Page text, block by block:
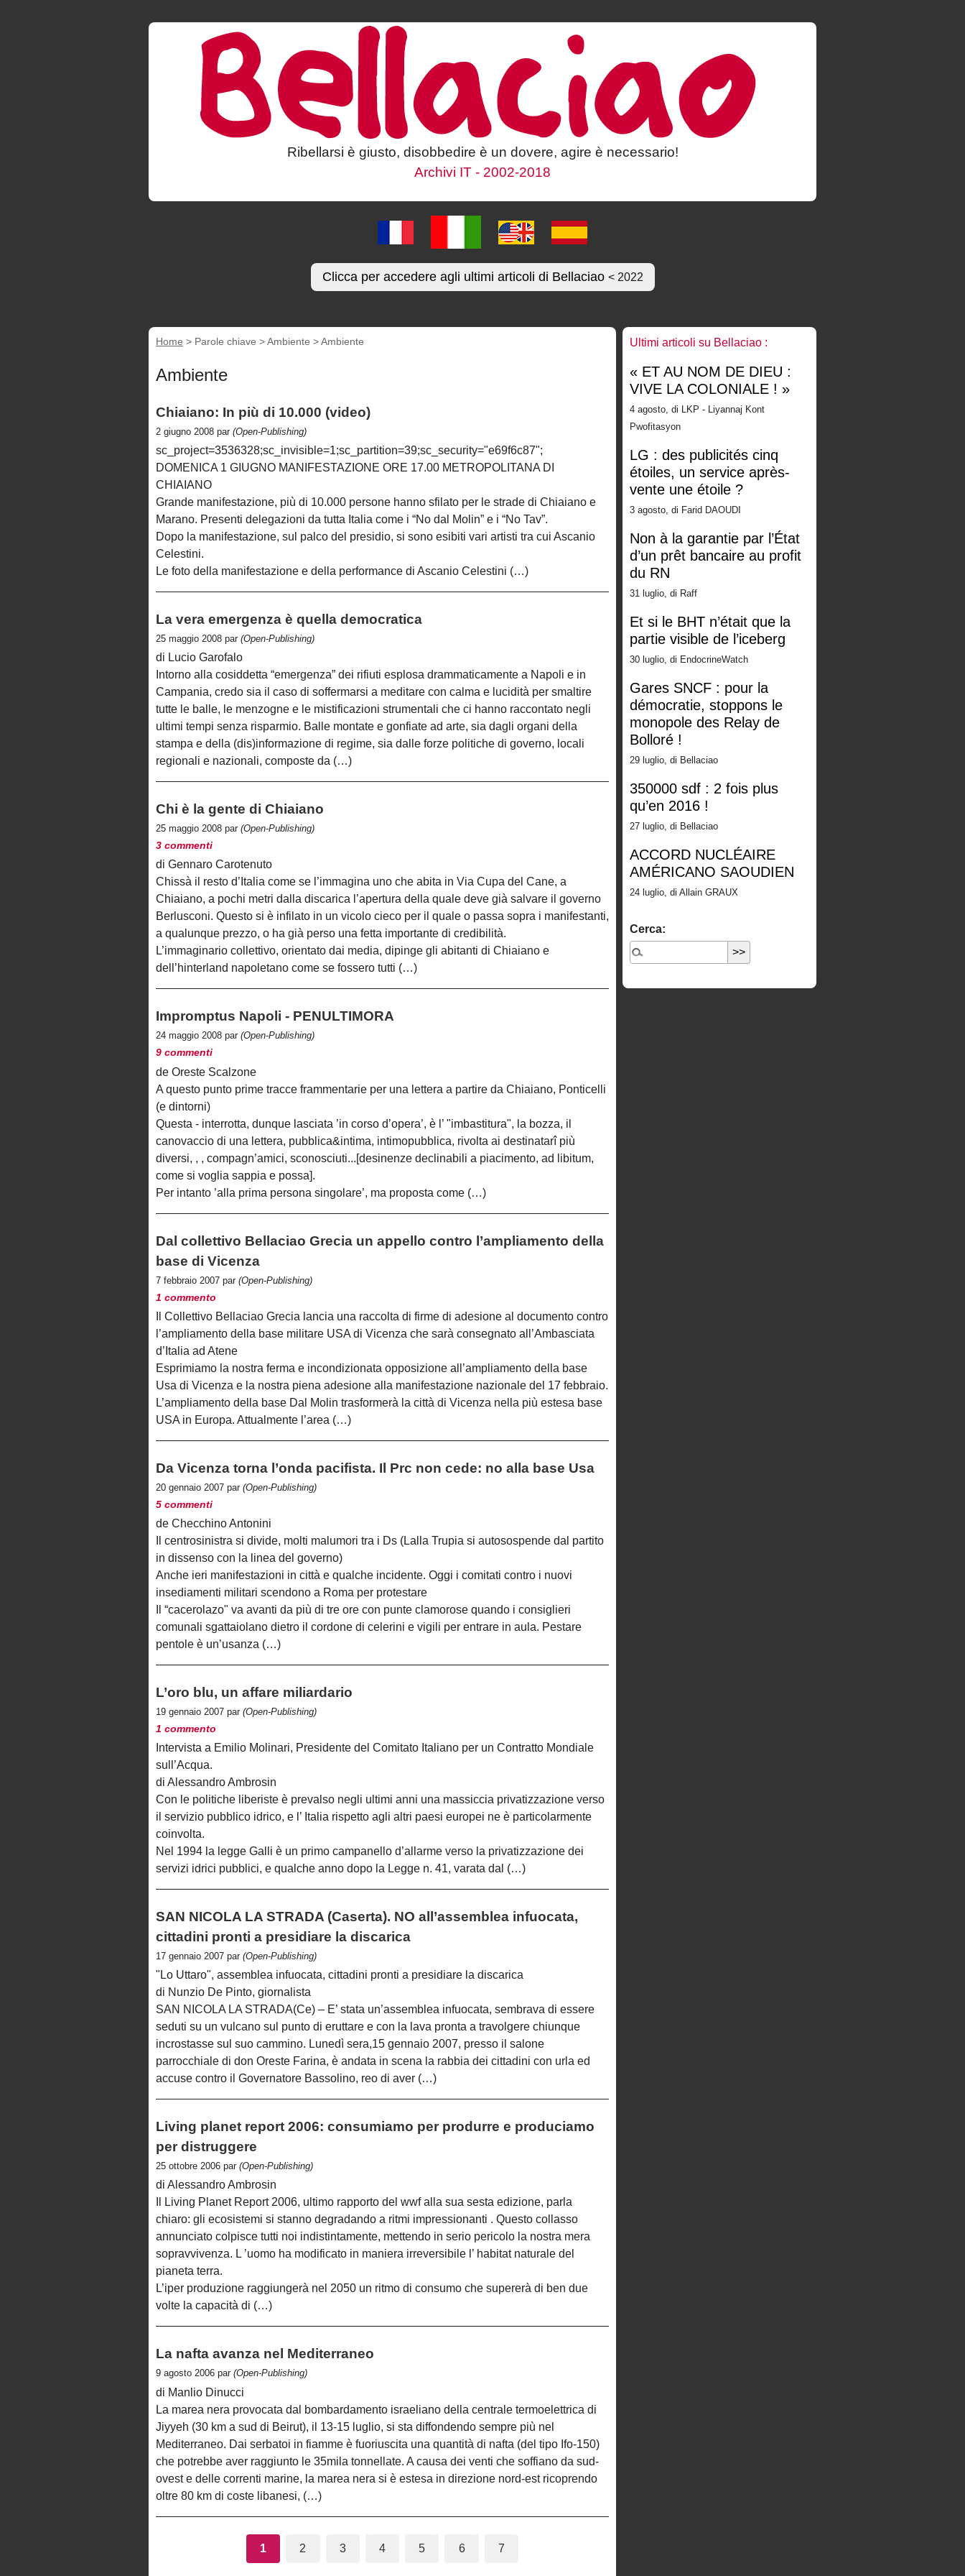
Ribellarsi è giusto, disobbedire è un dovere, agire è necessario!
Archivi IT - 2002-2018
Clicca per accedere agli ultimi articoli di Bellaciao < 2022
Home > Parole chiave > Ambiente >Ambiente
Ambiente
Chiaiano: In più di 10.000 (video)
2 giugno 2008 par (Open-Publishing)
sc_project=3536328;sc_invisible=1;sc_partition=39;sc_security="e69f6c87";
DOMENICA 1 GIUGNO MANIFESTAZIONE ORE 17.00 METROPOLITANA DI
CHIAIANO
Grande manifestazione, più di 10.000 persone hanno sfilato per le strade di Chiaiano e
Marano. Presenti delegazioni da tutta Italia come i “No dal Molin” e i “No Tav”.
Dopo la manifestazione, sul palco del presidio, si sono esibiti vari artisti tra cui Ascanio
Celestini.
Le foto della manifestazione e della performance di Ascanio Celestini (…)
La vera emergenza è quella democratica
25 maggio 2008 par (Open-Publishing)
di Lucio Garofalo
Intorno alla cosiddetta “emergenza” dei rifiuti esplosa drammaticamente a Napoli e in
Campania, credo sia il caso di soffermarsi a meditare con calma e lucidità per smaltire
tutte le balle, le menzogne e le mistificazioni strumentali che ci hanno raccontato negli
ultimi tempi senza risparmio. Balle montate e gonfiate ad arte, sia dagli organi della
stampa e della (dis)informazione di regime, sia dalle forze politiche di governo, locali
regionali e nazionali, composte da (…)
Chi è la gente di Chiaiano
25 maggio 2008 par (Open-Publishing)
3 commenti
di Gennaro Carotenuto
Chissà il resto d’Italia come se l’immagina uno che abita in Via Cupa del Cane, a
Chiaiano, a pochi metri dalla discarica l’apertura della quale deve già salvare il governo
Berlusconi. Questo si è infilato in un vicolo cieco per il quale o passa sopra i manifestanti,
a qualunque prezzo, o ha già perso una fetta importante di credibilità.
L’immaginario collettivo, orientato dai media, dipinge gli abitanti di Chiaiano e
dell’hinterland napoletano come se fossero tutti (…)
Impromptus Napoli - PENULTIMORA
24 maggio 2008 par (Open-Publishing)
9 commenti
de Oreste Scalzone
A questo punto prime tracce frammentarie per una lettera a partire da Chiaiano, Ponticelli
(e dintorni)
Questa - interrotta, dunque lasciata ’in corso d’opera’, è l’ "imbastitura", la bozza, il
canovaccio di una lettera, pubblica&intima, intimopubblica, rivolta ai destinatarî più
diversi, , , compagn’amici, sconosciuti...[desinenze declinabili a piacimento, ad libitum,
come si voglia sappia e possa].
Per intanto ’alla prima persona singolare’, ma proposta come (…)
Dal collettivo Bellaciao Grecia un appello contro l’ampliamento della
base di Vicenza
7 febbraio 2007 par (Open-Publishing)
1 commento
Il Collettivo Bellaciao Grecia lancia una raccolta di firme di adesione al documento contro
l’ampliamento della base militare USA di Vicenza che sarà consegnato all’Ambasciata
d’Italia ad Atene
Esprimiamo la nostra ferma e incondizionata opposizione all’ampliamento della base
Usa di Vicenza e la nostra piena adesione alla manifestazione nazionale del 17 febbraio.
L’ampliamento della base Dal Molin trasformerà la città di Vicenza nella più estesa base
USA in Europa. Attualmente l’area (…)
Da Vicenza torna l’onda pacifista. Il Prc non cede: no alla base Usa
20 gennaio 2007 par (Open-Publishing)
5 commenti
de Checchino Antonini
Il centrosinistra si divide, molti malumori tra i Ds (Lalla Trupia si autosospende dal partito
in dissenso con la linea del governo)
Anche ieri manifestazioni in città e qualche incidente. Oggi i comitati contro i nuovi
insediamenti militari scendono a Roma per protestare
Il “cacerolazo" va avanti da più di tre ore con punte clamorose quando i consiglieri
comunali sgattaiolano dietro il cordone di celerini e vigili per entrare in aula. Pestare
pentole è un’usanza (…)
L’oro blu, un affare miliardario
19 gennaio 2007 par (Open-Publishing)
1 commento
Intervista a Emilio Molinari, Presidente del Comitato Italiano per un Contratto Mondiale
sull’Acqua.
di Alessandro Ambrosin
Con le politiche liberiste è prevalso negli ultimi anni una massiccia privatizzazione verso
il servizio pubblico idrico, e l’ Italia rispetto agli altri paesi europei ne è particolarmente
coinvolta.
Nel 1994 la legge Galli è un primo campanello d’allarme verso la privatizzazione dei
servizi idrici pubblici, e qualche anno dopo la Legge n. 41, varata dal (…)
SAN NICOLA LA STRADA (Caserta). NO all’assemblea infuocata,
cittadini pronti a presidiare la discarica
17 gennaio 2007 par (Open-Publishing)
"Lo Uttaro", assemblea infuocata, cittadini pronti a presidiare la discarica
di Nunzio De Pinto, giornalista
SAN NICOLA LA STRADA(Ce) – E’ stata un’assemblea infuocata, sembrava di essere
seduti su un vulcano sul punto di eruttare e con la lava pronta a travolgere chiunque
incrostasse sul suo cammino. Lunedì sera,15 gennaio 2007, presso il salone
parrocchiale di don Oreste Farina, è andata in scena la rabbia dei cittadini con urla ed
accuse contro il Governatore Bassolino, reo di aver (…)
Living planet report 2006: consumiamo per produrre e produciamo
per distruggere
25 ottobre 2006 par (Open-Publishing)
di Alessandro Ambrosin
Il Living Planet Report 2006, ultimo rapporto del wwf alla sua sesta edizione, parla
chiaro: gli ecosistemi si stanno degradando a ritmi impressionanti . Questo collasso
annunciato colpisce tutti noi indistintamente, mettendo in serio pericolo la nostra mera
sopravvivenza. L ’uomo ha modificato in maniera irreversibile l’ habitat naturale del
pianeta terra.
L’iper produzione raggiungerà nel 2050 un ritmo di consumo che supererà di ben due
volte la capacità di (…)
La nafta avanza nel Mediterraneo
9 agosto 2006 par (Open-Publishing)
di Manlio Dinucci
La marea nera provocata dal bombardamento israeliano della centrale termoelettrica di
Jiyyeh (30 km a sud di Beirut), il 13-15 luglio, si sta diffondendo sempre più nel
Mediterraneo. Dai serbatoi in fiamme è fuoriuscita una quantità di nafta (del tipo Ifo-150)
che potrebbe aver raggiunto le 35mila tonnellate. A causa dei venti che soffiano da sud-
ovest e delle correnti marine, la marea nera si è estesa in direzione nord-est ricoprendo
oltre 80 km di coste libanesi, (…)
1 2 3 4 5 6 7
Ultimi articoli su Bellaciao :
« ET AU NOM DE DIEU :
VIVE LA COLONIALE ! »
4 agosto, di LKP - Liyannaj Kont
Pwofitasyon
LG : des publicités cinq
étoiles, un service après-
vente une étoile ?
3 agosto, di Farid DAOUDI
Non à la garantie par l’État
d’un prêt bancaire au profit
du RN
31 luglio, di Raff
Et si le BHT n’était que la
partie visible de l’iceberg
30 luglio, di EndocrineWatch
Gares SNCF : pour la
démocratie, stoppons le
monopole des Relay de
Bolloré !
29 luglio, di Bellaciao
350000 sdf : 2 fois plus
qu’en 2016 !
27 luglio, di Bellaciao
ACCORD NUCLÉAIRE
AMÉRICANO SAOUDIEN
24 luglio, di Allain GRAUX
Cerca: